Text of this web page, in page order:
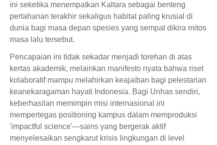
ini seketika menempatkan Kaltara sebagai benteng
pertahanan terakhir sekaligus habitat paling krusial di
dunia bagi masa depan spesies yang sempat dikira mitos
masa lalu tersebut.
Pencapaian ini tidak sekadar menjadi torehan di atas
kertas akademik, melainkan manifesto nyata bahwa riset
kolaboratif mampu melahirkan keajaiban bagi pelestarian
keanekaragaman hayati Indonesia. Bagi Unhas sendiri,
keberhasilan memimpin misi internasional ini
mempertegas positioning kampus dalam memproduksi
'impactful science'—sains yang bergerak aktif
menyelesaikan sengkarut krisis lingkungan di level